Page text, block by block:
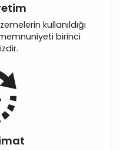
kullanıldığı
birinci